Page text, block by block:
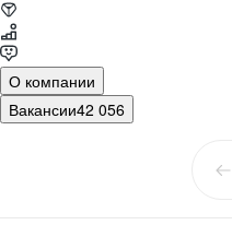
О компании
Вакансии42 056